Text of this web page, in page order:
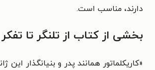
دارند، مناسب است.
بخشی از کتاب از تلنگر تا تفکر
«کاریکلماتور همانند پدر و بنیانگذار این